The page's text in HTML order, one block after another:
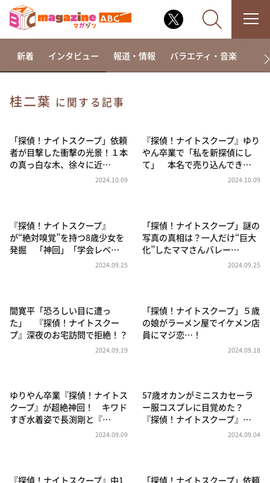
相席食堂
これ余談なんですけど・・・
～人生密着トークバラエティ！～ やすとものいたっ
news おかえり
河合＆A.B.C-Z塚田×福井アナ「なんでやねん！？」
（news おかえり）
朝だ！生です旅サラダ
教えて！ニュースライブ 正義のミカタ
ポツンと一軒家
ザキ山小屋本館
新着 インタビュー 報道・情報 バラエティ・音楽 ド
桂二葉 に関する記事
「探偵！ナイトスクープ」依頼
者が目撃した衝撃の光景！１本
の真っ白な木、徐々に近…
2024.10.09
『探偵！ナイトスクープ』ゆり
やん卒業で「私を新探偵にし
て」 本名で売り込んでき…
2024.10.09
『探偵！ナイトスクープ』
が“絶対嗅覚”を持つ8歳少女を
発掘 「神回」「学会レベ…
2024.09.25
「探偵！ナイトスクープ」謎の
写真の真相は？一人だけ“巨大
化”したママさんバレー…
2024.09.25
間寛平「恐ろしい目に遭っ
た」 『探偵！ナイトスクー
プ』深夜のお宅訪問で拒絶！？
2024.09.19
「探偵！ナイトスクープ」５歳
の娘がラーメン屋でイケメン店
員にマジ恋…！
2024.09.18
ゆりやん卒業『探偵！ナイトス
クープ』が超絶神回！ キワド
すぎ水着姿で長渕剛と『…
2024.09.09
57歳オカンがミニスカセーラ
ー服コスプレに目覚めた？
『探偵！ナイトスクープ』…
2024.09.04
『探偵！ナイトスクープ』中1
「探偵！ナイトスクープ」依頼